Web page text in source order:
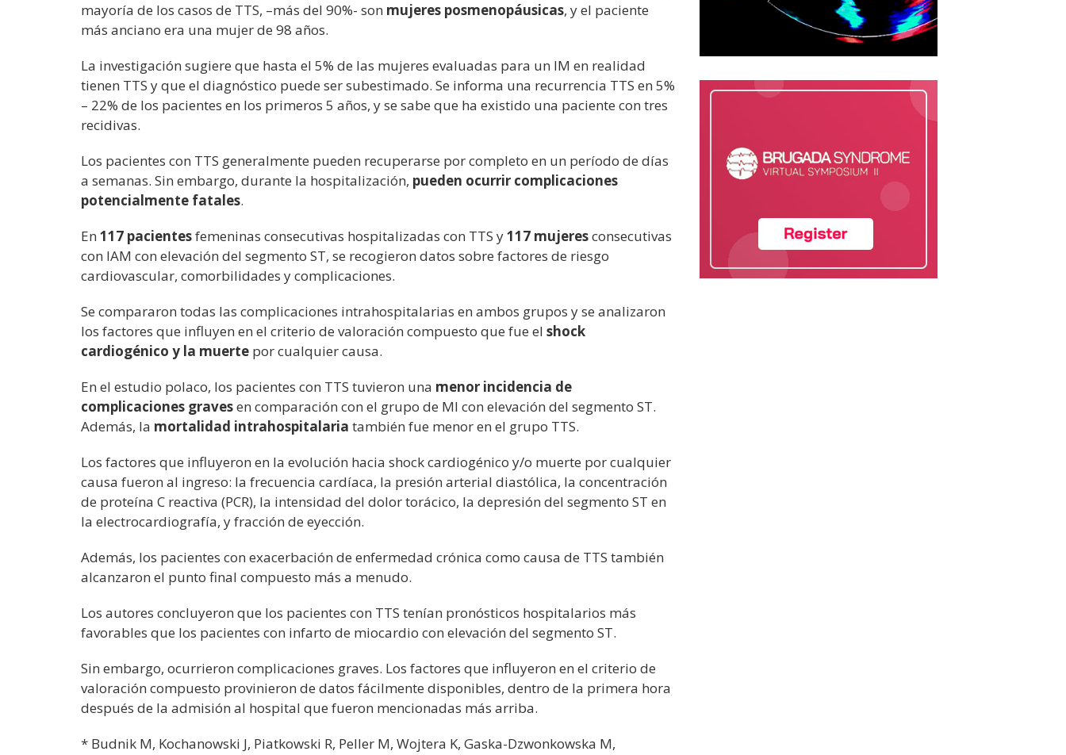
mayoría de los casos de TTS, –más del 90%- son mujeres posmenopáusicas, y el paciente
más anciano era una mujer de 98 años.
La investigación sugiere que hasta el 5% de las mujeres evaluadas para un IM en realidad
tienen TTS y que el diagnóstico puede ser subestimado. Se informa una recurrencia TTS en 5%
– 22% de los pacientes en los primeros 5 años, y se sabe que ha existido una paciente con tres
recidivas.
Los pacientes con TTS generalmente pueden recuperarse por completo en un período de días
a semanas. Sin embargo, durante la hospitalización, pueden ocurrir complicaciones
potencialmente fatales.
En 117 pacientesfemeninas consecutivas hospitalizadas con TTS y117 mujeresconsecutivas
con IAM con elevación del segmento ST, se recogieron datos sobre factores de riesgo
cardiovascular, comorbilidades y complicaciones.
Se compararon todas las complicaciones intrahospitalarias en ambos grupos y se analizaron
los factores que influyen en el criterio de valoración compuesto que fue el shock
cardiogénico y la muerte por cualquier causa.
En el estudio polaco, los pacientes con TTS tuvieron una menor incidencia de
complicaciones gravesen comparación con el grupo de MI con elevación del segmento ST.
Además, la mortalidad intrahospitalaria también fue menor en el grupo TTS.
Los factores que influyeron en la evolución hacia shock cardiogénico y/o muerte por cualquier
causa fueron al ingreso: la frecuencia cardíaca, la presión arterial diastólica, la concentración
de proteína C reactiva (PCR), la intensidad del dolor torácico, la depresión del segmento ST en
la electrocardiografía, y fracción de eyección.
Además, los pacientes con exacerbación de enfermedad crónica como causa de TTS también
alcanzaron el punto final compuesto más a menudo.
Los autores concluyeron que los pacientes con TTS tenían pronósticos hospitalarios más
favorables que los pacientes con infarto de miocardio con elevación del segmento ST.
Sin embargo, ocurrieron complicaciones graves. Los factores que influyeron en el criterio de
valoración compuesto provinieron de datos fácilmente disponibles, dentro de la primera hora
después de la admisión al hospital que fueron mencionadas más arriba.
* Budnik M, Kochanowski J, Piatkowski R, Peller M, Wojtera K, Gaska-Dzwonkowska M,